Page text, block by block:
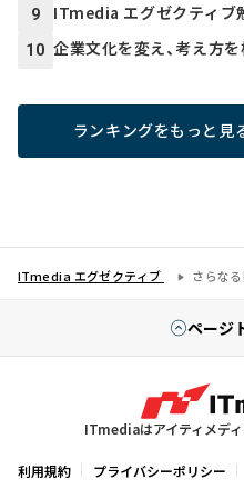
9 ITmedia エグゼクティブ
10 企業文化を変え、考え方
ランキングをもっと見
ITmedia エグゼクティブ さらな
ページ
ITmediaはアイティメデ
利用規約 プライバシーポリシー